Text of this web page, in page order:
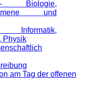
und
Physik
am Tag der offenen